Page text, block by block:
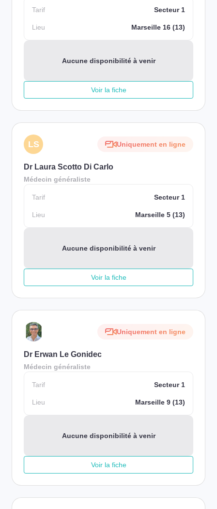
Tarif Secteur 1
Lieu Marseille 16 (13)
Aucune disponibilité à venir
Voir la fiche
LS Uniquement en ligne
Dr Laura Scotto Di Carlo
Médecin généraliste
Tarif Secteur 1
Lieu Marseille 5 (13)
Aucune disponibilité à venir
Voir la fiche
Uniquement en ligne
Dr Erwan Le Gonidec
Médecin généraliste
Tarif Secteur 1
Lieu Marseille 9 (13)
Aucune disponibilité à venir
Voir la fiche